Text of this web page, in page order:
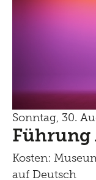
Sonntag, 30.
Führung
Kosten:
auf Deutsch